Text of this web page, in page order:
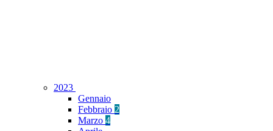
2023
Gennaio
Febbraio 2
Marzo 4